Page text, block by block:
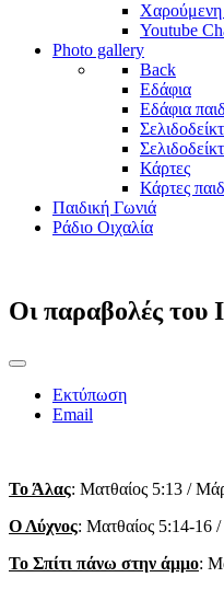
Youtube
Photo gallery
Back
Εδάφια
Εδάφια
Κάρτες
Κάρτες
Παιδική Γωνιά
Ράδιο Οιχαλία
Οι παραβολές του
Εκτύπωση
Email
Το Άλας: Ματθαίος 5:13 /
Ο Λύχνος: Ματθαίος 5:14-16
Το Σπίτι πάνω στην άμμο: